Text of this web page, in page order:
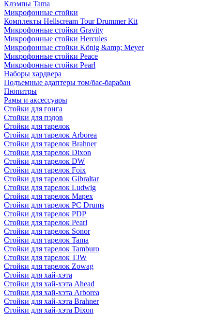
Клэмпы Tama
Микрофонные стойки
Комплекты Hellscream Tour Drummer Kit
Микрофонные стойки Gravity
Микрофонные стойки Hercules
Микрофонные стойки König &amp; Meyer
Микрофонные стойки Peace
Микрофонные стойки Pearl
Наборы хардвера
Подъемные адаптеры том/бас-барабан
Пюпитры
Рамы и аксессуары
Стойки для гонга
Стойки для пэдов
Стойки для тарелок
Стойки для тарелок Arborea
Стойки для тарелок Brahner
Стойки для тарелок Dixon
Стойки для тарелок DW
Стойки для тарелок Foix
Стойки для тарелок Gibraltar
Стойки для тарелок Ludwig
Стойки для тарелок Mapex
Стойки для тарелок PC Drums
Стойки для тарелок PDP
Стойки для тарелок Pearl
Стойки для тарелок Sonor
Стойки для тарелок Tama
Стойки для тарелок Tamburo
Стойки для тарелок TJW
Стойки для тарелок Zowag
Стойки для хай-хэта
Стойки для хай-хэта Ahead
Стойки для хай-хэта Arborea
Стойки для хай-хэта Brahner
Стойки для хай-хэта Dixon